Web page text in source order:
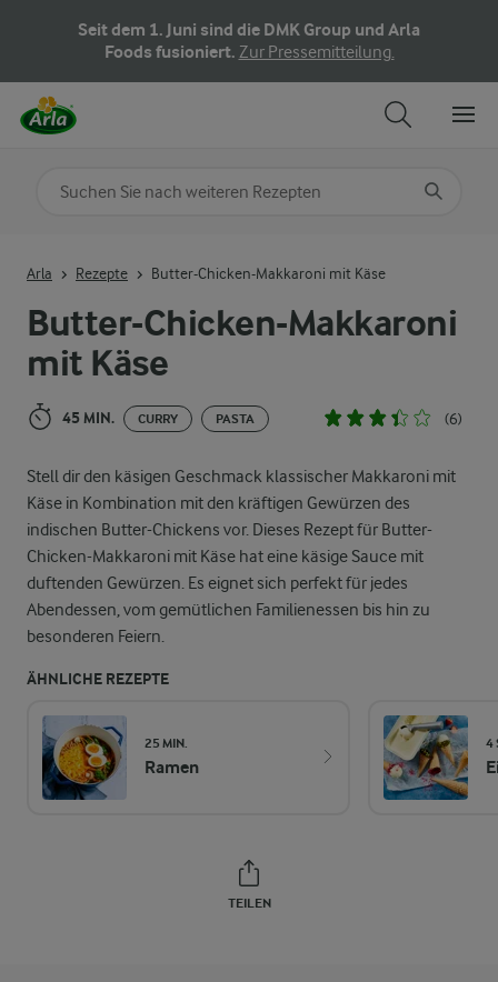
Seit dem 1. Juni sind die DMK Group und Arla
Foods fusioniert. Zur Pressemitteilung.
Butter-Chicken-Makkaroni
mit Käse
45 MIN. CURRY PASTA (6)
Stell dir den käsigen Geschmack klassischer Makkaroni mit
Käse in Kombination mit den kräftigen Gewürzen des
indischen Butter-Chickens vor. Dieses Rezept für Butter-
Chicken-Makkaroni mit Käse hat eine käsige Sauce mit
duftenden Gewürzen. Es eignet sich perfekt für jedes
Abendessen, vom gemütlichen Familienessen bis hin zu
besonderen Feiern.
ÄHNLICHE REZEPTE
25 MIN.
Ramen
4
TEILEN
Arla Rezepte Butter-Chicken-Makkaroni mit Käse
Nach Kategorie suchen